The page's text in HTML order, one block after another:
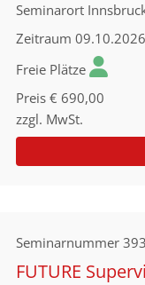
Seminarort
Zeitraum
Freie Plätze
Preis € 690,00
zzgl. MwSt.
Seminarnummer
FUTURE